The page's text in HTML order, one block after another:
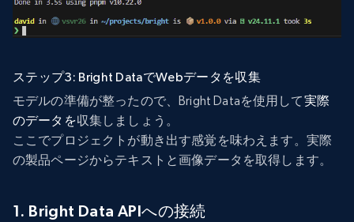
ステップ3: Bright DataでWebデータを収集
モデルの準備が整ったので、Bright Dataを使用して実際
のデータを収集しましょう。
ここでプロジェクトが動き出す感覚を味わえます。実際
の製品ページからテキストと画像データを取得します。
1. Bright Data APIへの接続